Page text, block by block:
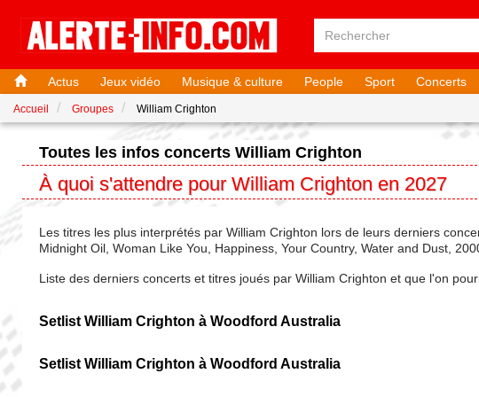
Actus Jeux vidéo Musique & culture People Sport Concerts
Accueil Groupes William Crighton
Toutes les infos concerts William Crighton
À quoi s'attendre pour William Crighton en 2027
Les titres les plus interprétés par William Crighton lors de leurs derniers
Midnight Oil, Woman Like You, Happiness, Your Country, Water and Dust,
Liste des derniers concerts et titres joués par William Crighton et que l'on
Setlist William Crighton à Woodford Australia
Setlist William Crighton à Woodford Australia